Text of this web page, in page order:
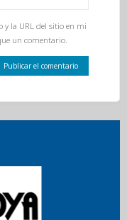
la URL del sitio en mi
un comentario.